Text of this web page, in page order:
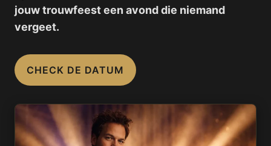
jouw trouwfeest een avond die niemand
vergeet.
CHECK DE DATUM